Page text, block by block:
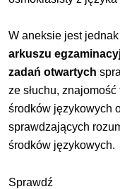
W aneksie jest
arkuszu
zadań otwartych
ze słuchu,
środków językowych
sprawdzających
środków językowych.
Sprawdź